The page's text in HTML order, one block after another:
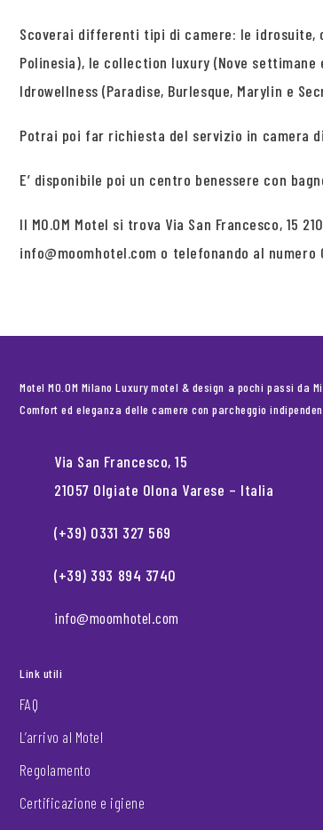
Scoverai differenti tipi di camere: le idrosuite,
Polinesia), le collection luxury (Nove
Idrowellness (Paradise, Burlesque, Marylin e
Potrai poi far richiesta del servizio in camera
E’ disponibile poi un centro benessere con
Il MO.OM Motel si trova Via San Francesco,
info@moomhotel.com o telefonando al numero
Motel MO.OM Milano Luxury motel & design a pochi passi da
Comfort ed eleganza delle camere con parcheggio
Via San Francesco, 15
21057 Olgiate Olona Varese – Italia
(+39) 0331 327 569
(+39) 393 894 3740
info@moomhotel.com
Link utili
FAQ
L’arrivo al Motel
Regolamento
Certificazione e igiene